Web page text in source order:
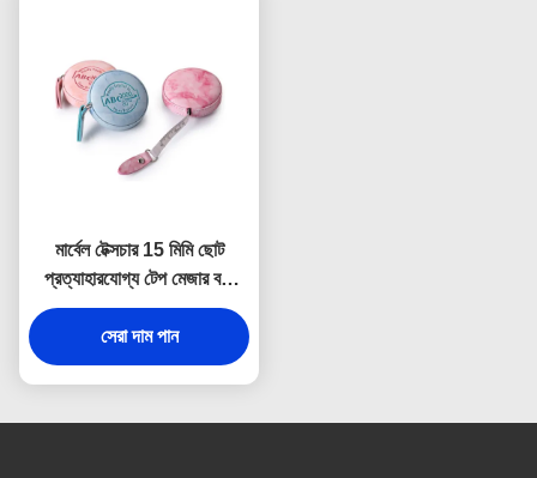
মার্বেল টেক্সচার 15 মিমি ছোট
প্রত্যাহারযোগ্য টেপ মেজার বডি
ডিবসিং লোগো
সেরা দাম পান